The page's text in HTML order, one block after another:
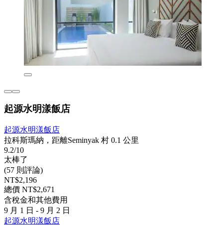
起源水明漾飯店
起源水明漾飯店
拉科斯瑪納，距離Seminyak 村 0.1 公里
9.2/10
太棒了
(57 則評論)
NT$2,196
總價 NT$2,671
含稅金和其他費用
9 月 1 日 - 9 月 2 日
起源水明漾飯店